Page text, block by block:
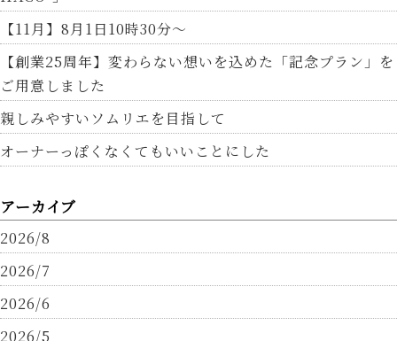
【11月】8月1日10時30分～
【創業25周年】変わらない想いを込めた「記念プラン」を
ご用意しました
親しみやすいソムリエを目指して
オーナーっぽくなくてもいいことにした
アーカイブ
2026/8
2026/7
2026/6
2026/5